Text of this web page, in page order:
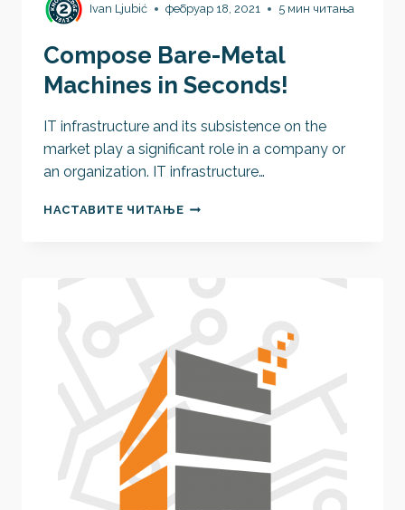
Ivan Ljubić фебруар 18, 2021 5 мин читања
Compose Bare-Metal
Machines in Seconds!
IT infrastructure and its subsistence on the
market play a significant role in a company or
an organization. IT infrastructure…
НАСТАВИТЕ ЧИТАЊЕCOMPOSE